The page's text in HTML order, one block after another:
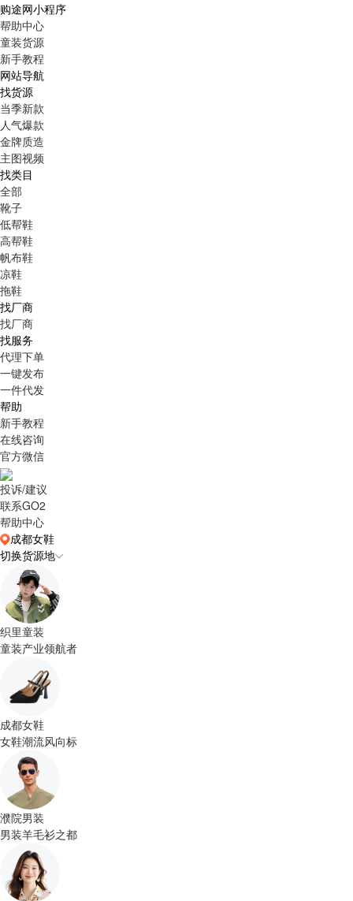
购途网小程序
帮助中心
童装货源
新手教程
网站导航
找货源
当季新款
人气爆款
金牌质造
主图视频
找类目
全部
靴子
低帮鞋
高帮鞋
帆布鞋
凉鞋
拖鞋
找厂商
找厂商
找服务
代理下单
一键发布
一件代发
帮助
新手教程
在线咨询
官方微信
投诉/建议
联系GO2
帮助中心
成都女鞋
切换货源地
织里童装
童装产业领航者
成都女鞋
女鞋潮流风向标
濮院男装
男装羊毛衫之都